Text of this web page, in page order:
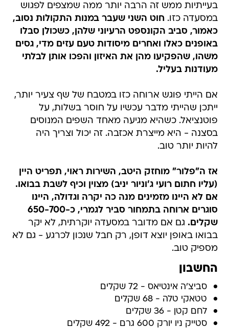
בעייתיות ממש זה הרבה יותר ממה שמצפים לפגוש
במסעדה כזו.חוט השני שעבר במנות התקולות נסוב,
כאמור, סביב הקונספט הרעיוני שלהן, כשכולן סבלו
באופנים כאלו ואחרים מיסודות טעם עזים מדי, גסים
משהו, שהפקיעו מהן את האיזון והפכו אותן לבלתי
מעודנות בעליל.
אם הייתי פוגש ארוחה כזו במטבח של שף צעיר יותר,
ייתכן שהייתי מדבר עכשיו על חוסר בשלות, על
פוטנציאל. כשהיא מגיעה מאחד השפים המנוסים
בסצנה - היא מייצרת אכזבה. זה יכול וצריך היה
להיות יותר טוב.
אז ה"פלור" מוחזק היטב, השירות ראוי, תפריט היין
(עליו חתום רועי ג'וניור יניב) מצוין וכיף לשבת בבואו.
אם לא היינו מזמינים מנה כה יקרה וגדולה, היינו
סוגרים ארוחה בתמחור סביר לגמרי, כ-650-700
שקלים. גם אם מדובר במסעדה יוקרתית, לא יקר
בבואו באופן יוצא דופן, רק חבל שנכון לכרגע - גם לא
מספיק טוב.
החשבון
סביצ'ה אינטיאס - 72 שקלים
טטאקי טלה - 68 שקלים
לחם קטן - 36 שקלים
סטייק ניו יורק 600 גרם - 492 שקלים